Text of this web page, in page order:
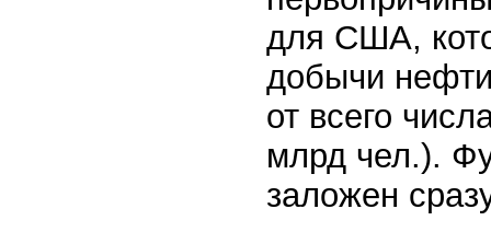
для США,
добычи
от всего
млрд чел.).
заложен